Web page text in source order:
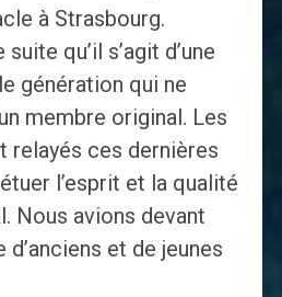
à Strasbourg.
qu’il s’agit d’une
génération qui ne
membre original. Les
relayés ces dernières
l’esprit et la qualité
Nous avions devant
d’anciens et de jeunes